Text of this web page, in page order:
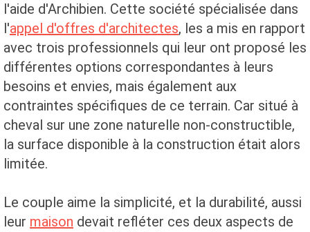
l'aide d'Archibien. Cette société spécialisée dans
l'appel d'offres d'architectes, les a mis en rapport
avec trois professionnels qui leur ont proposé les
différentes options correspondantes à leurs
besoins et envies, mais également aux
contraintes spécifiques de ce terrain. Car situé à
cheval sur une zone naturelle non-constructible,
la surface disponible à la construction était alors
limitée.
Le couple aime la simplicité, et la durabilité, aussi
leur maison devait refléter ces deux aspects de